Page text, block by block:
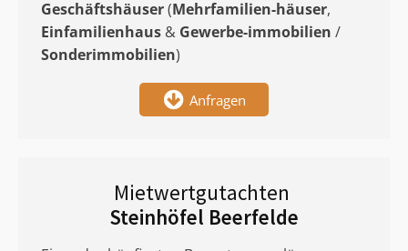
Geschäftshäuser(Mehrfamilien-häuser,
Einfamilienhaus & Gewerbe-immobilien /
Sonderimmobilien)
Anfragen
Mietwertgutachten
Steinhöfel Beerfelde